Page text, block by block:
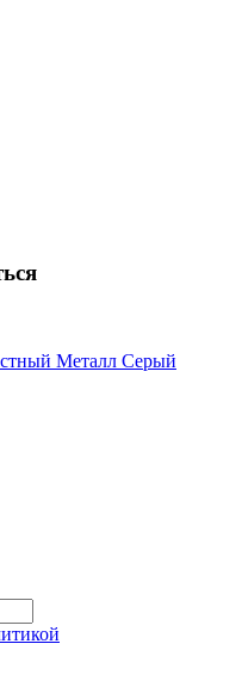
Металл Серый